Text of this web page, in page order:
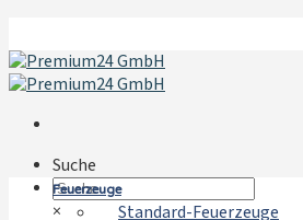
Inhalt
springen
Suche
×
Feuerzeuge
Standard-Feuerzeuge